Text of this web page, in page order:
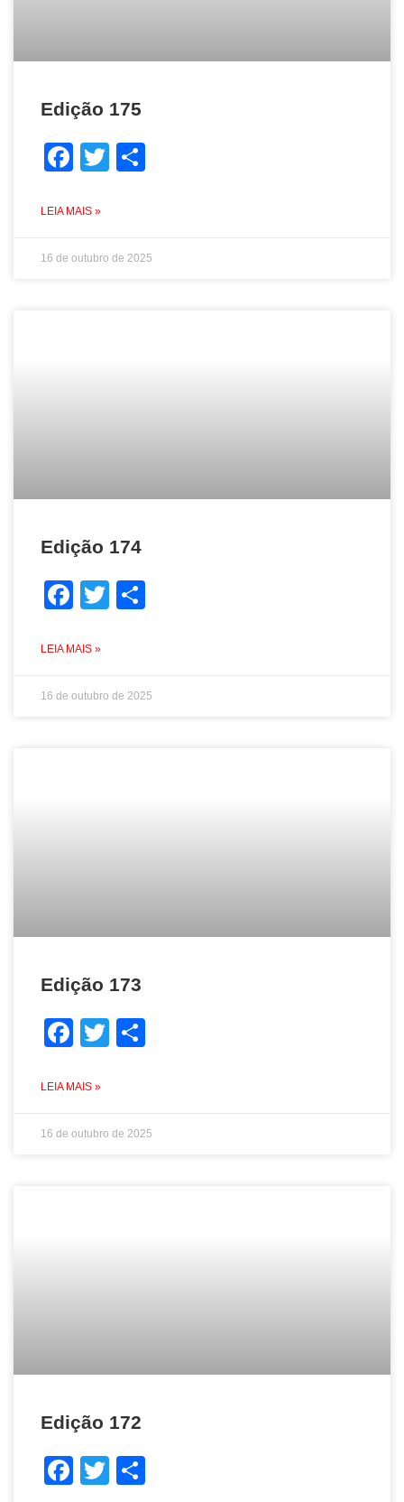
Edição 175
Facebook
Twitter
LEIA MAIS »
16 de outubro de 2025
Edição 174
Facebook
Twitter
LEIA MAIS »
16 de outubro de 2025
Edição 173
Facebook
Twitter
LEIA MAIS »
16 de outubro de 2025
Edição 172
Facebook
Twitter